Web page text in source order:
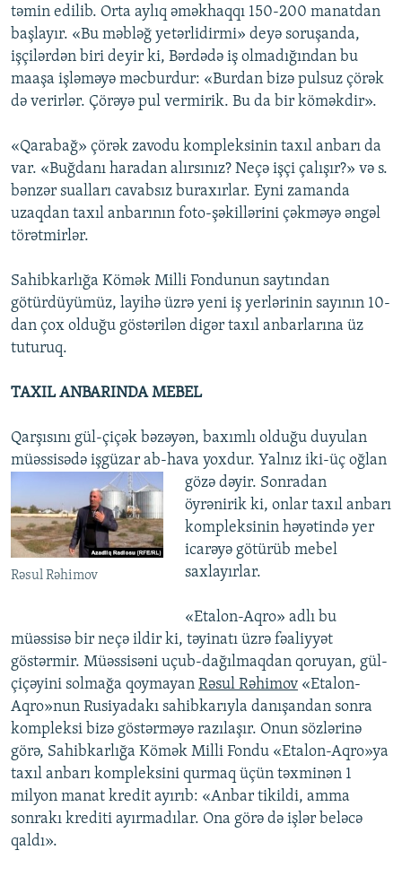
təmin edilib. Orta aylıq əməkhaqqı 150-200 manatdan
başlayır. «Bu məbləğ yetərlidirmi» deyə soruşanda,
işçilərdən biri deyir ki, Bərdədə iş olmadığından bu
maaşa işləməyə məcburdur: «Burdan bizə pulsuz çörək
də verirlər. Çörəyə pul vermirik. Bu da bir köməkdir».
«Qarabağ» çörək zavodu kompleksinin taxıl anbarı da
var. «Buğdanı haradan alırsınız? Neçə işçi çalışır?» və s.
bənzər sualları cavabsız buraxırlar. Eyni zamanda
uzaqdan taxıl anbarının foto-şəkillərini çəkməyə əngəl
törətmirlər.
Sahibkarlığa Kömək Milli Fondunun saytından
götürdüyümüz, layihə üzrə yeni iş yerlərinin sayının 10-
dan çox olduğu göstərilən digər taxıl anbarlarına üz
tuturuq.
TAXIL ANBARINDA MEBEL
Qarşısını gül-çiçək bəzəyən, baxımlı olduğu duyulan
müəssisədə işgüzar ab-hava yoxdur. Yalnız iki-üç oğlan
gözə dəyir.
Rəsul Rəhimov
Sonradan
öyrənirik ki, onlar taxıl anbarı
kompleksinin həyətində yer
icarəyə götürüb mebel
saxlayırlar.
«Etalon-Aqro» adlı bu
müəssisə bir neçə ildir ki, təyinatı üzrə fəaliyyət
göstərmir. Müəssisəni uçub-dağılmaqdan qoruyan, gül-
çiçəyini solmağa qoymayan Rəsul Rəhimov «Etalon-
Aqro»nun Rusiyadakı sahibkarıyla danışandan sonra
kompleksi bizə göstərməyə razılaşır. Onun sözlərinə
görə, Sahibkarlığa Kömək Milli Fondu «Etalon-Aqro»ya
taxıl anbarı kompleksini qurmaq üçün təxminən 1
milyon manat kredit ayırıb: «Anbar tikildi, amma
sonrakı krediti ayırmadılar. Ona görə də işlər beləcə
qaldı».